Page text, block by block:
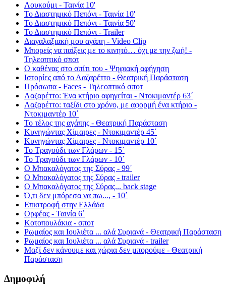
Λουκούμι - Ταινία 10'
Το Διαστημικό Πεπόνι - Ταινία 10'
Το Διαστημικό Πεπόνι - Ταινία 50'
Το Διαστημικό Πεπόνι - Trailer
Διαγαλαξιακή μου αγάπη - Video Clip
Μπορείς να παίξεις με το κινητό… όχι με την ζωή! -
Τηλεοπτικό σποτ
Ο καθένας στο σπίτι του - Ψηφιακή αφήγηση
Ιστορίες από το Λαζαρέττο - Θεατρική Παράσταση
Πρόσωπα - Faces - Τηλεοπτικό σποτ
Λαζαρέττο: Ένα κτήριο αφηγείται - Ντοκιμαντέρ 63΄
Λαζαρέττο: ταξίδι στο χρόνο, με αφορμή ένα κτήριο -
Ντοκιμαντέρ 10΄
Το τέλος της αγάπης - Θεατρική Παράσταση
Κυνηγώντας Χίμαιρες - Ντοκιμαντέρ 45΄
Κυνηγώντας Χίμαιρες - Ντοκιμαντέρ 10΄
Το Τραγούδι των Γλάρων - 15΄
Το Τραγούδι των Γλάρων - 10΄
Ο Μπακαλόγατος της Σύρας - 99΄
Ο Μπακαλόγατος της Σύρας - trailer
Ο Μπακαλόγατος της Σύρας... back stage
Ό,τι δεν μπόρεσα να πω..., - 10΄
Επιστροφή στην Ελλάδα
Ορφέας - Ταινία 6΄
Κοτοπουλάκια - σποτ
Ρωμαίος και Ιουλιέτα ... αλά Συριανά - Θεατρική Παράσταση
Ρωμαίος και Ιουλιέτα ... αλά Συριανά - trailer
Μαζί δεν κάνουμε και χώρια δεν μπορούμε - Θεατρική
Παράσταση
Δημοφιλή